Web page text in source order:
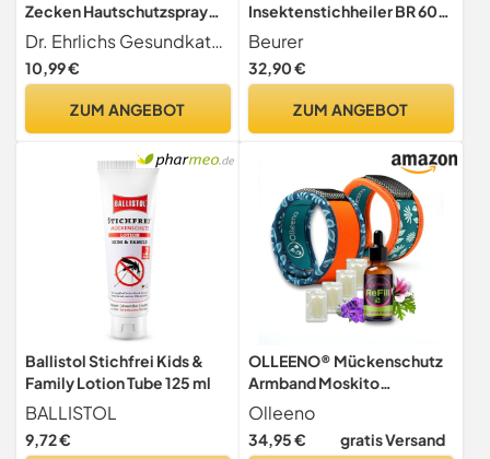
Zecken Hautschutzspray
100 ml - gegen Mücken und
Zecken als Insektenspray
für Mosquitos, auch für
dermatologisch mit „sehr
Dr. Ehrlichs Gesundkatalog
10,99 €
ZUM ANGEBOT
Insektenstichheiler BR 60,
Mückenstich Hitzestift zur
Behandlung von
Insektenstichen- und
Stichheiler, Urlaubs-
Beurer
32,90 €
ZUM ANGEBOT
Ballistol Stichfrei Kids &
Family Lotion Tube 125 ml
BALLISTOL
9,72 €
OLLEENO® Mückenschutz
Armband Moskito
Insektenschutz Armbänder
für Outdoor Camping
Wandern Sport Anti
Olleeno
34,95 € gratis Versand